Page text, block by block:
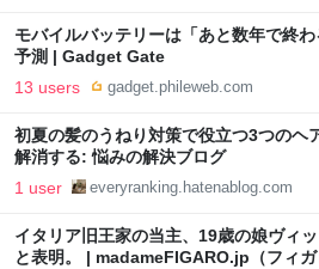
モバイルバッテリーは「あと数年で終
予測 | Gadget Gate
13 users gadget.phileweb.com
初夏の髪のうねり対策で役立つ3つのヘ
解消する: 悩みの解決ブログ
1 user everyranking.hatenablog.com
イタリア旧王家の当主、19歳の娘ヴィ
と表明。 | madameFIGARO.jp（フィガ